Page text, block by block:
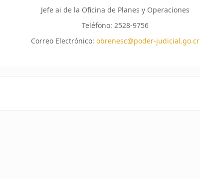
Jefe ai de la Oficina de Planes y Operaciones
Teléfono: 2528-9756
Correo Electrónico: obrenesc@poder-judicial.go.cr